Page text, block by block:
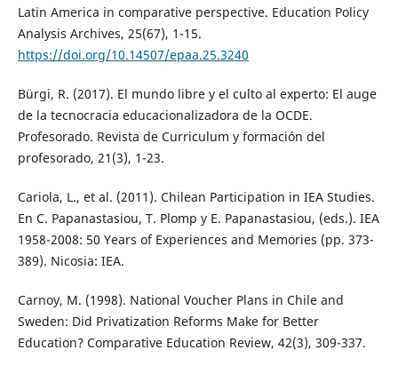
Latin America in comparative perspective. Education Policy
Analysis Archives, 25(67), 1-15.
https://doi.org/10.14507/epaa.25.3240
Bürgi, R. (2017). El mundo libre y el culto al experto: El auge
de la tecnocracia educacionalizadora de la OCDE.
Profesorado. Revista de Curriculum y formación del
profesorado, 21(3), 1-23.
Cariola, L., et al. (2011). Chilean Participation in IEA Studies.
En C. Papanastasiou, T. Plomp y E. Papanastasiou, (eds.). IEA
1958-2008: 50 Years of Experiences and Memories (pp. 373-
389). Nicosia: IEA.
Carnoy, M. (1998). National Voucher Plans in Chile and
Sweden: Did Privatization Reforms Make for Better
Education? Comparative Education Review, 42(3), 309-337.